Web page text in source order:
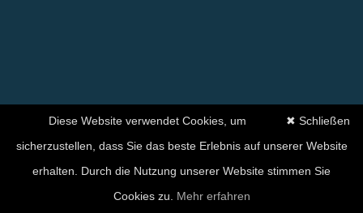
✖ Schließen
Diese Website verwendet Cookies, um
sicherzustellen, dass Sie das beste Erlebnis auf unserer Website
erhalten. Durch die Nutzung unserer Website stimmen Sie
Cookies zu. Mehr erfahren